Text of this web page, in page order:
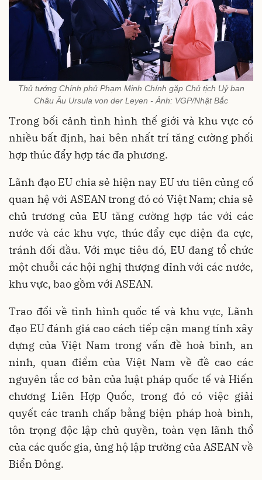
Thủ tướng Chính phủ Phạm Minh Chính gặp Chủ tịch Uỷ ban
Châu Âu Ursula von der Leyen - Ảnh: VGP/Nhật Bắc
Trong bối cảnh tình hình thế giới và khu vực có
nhiều bất định, hai bên nhất trí tăng cường phối
hợp thúc đẩy hợp tác đa phương.
Lãnh đạo EU chia sẻ hiện nay EU ưu tiên củng cố
quan hệ với ASEAN trong đó có Việt Nam; chia sẻ
chủ trương của EU tăng cường hợp tác với các
nước và các khu vực, thúc đẩy cục diện đa cực,
tránh đối đầu. Với mục tiêu đó, EU đang tổ chức
một chuỗi các hội nghị thượng đỉnh với các nước,
khu vực, bao gồm với ASEAN.
Trao đổi về tình hình quốc tế và khu vực, Lãnh
đạo EU đánh giá cao cách tiếp cận mang tính xây
dựng của Việt Nam trong vấn đề hoà bình, an
ninh, quan điểm của Việt Nam về đề cao các
nguyên tắc cơ bản của luật pháp quốc tế và Hiến
chương Liên Hợp Quốc, trong đó có việc giải
quyết các tranh chấp bằng biện pháp hoà bình,
tôn trọng độc lập chủ quyền, toàn vẹn lãnh thổ
của các quốc gia, ủng hộ lập trường của ASEAN về
Biển Đông.